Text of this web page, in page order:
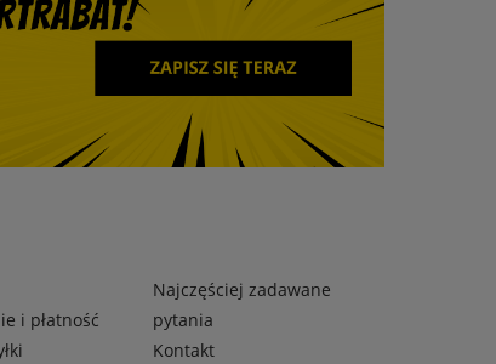
i płatność
Najczęściej zadawane
pytania
Kontakt